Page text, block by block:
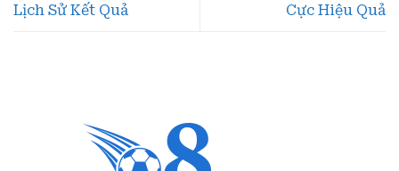
Lịch Sử Kết Quả
Cực Hiệu Quả